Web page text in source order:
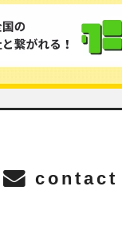
contact